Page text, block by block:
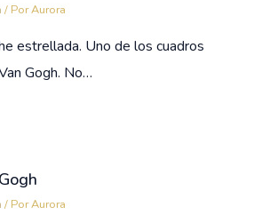
/ PorAurora
estrellada. Uno de los cuadros
Gogh. No…
/ PorAurora